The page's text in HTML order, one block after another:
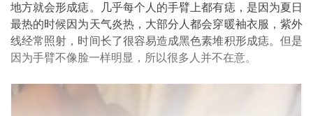
地方就会形成痣。几乎每个人的手臂上都有痣，是因为夏日
最热的时候因为天气炎热，大部分人都会穿暖袖衣服，紫外
线经常照射，时间长了很容易造成黑色素堆积形成痣。但是
因为手臂不像脸一样明显，所以很多人并不在意。